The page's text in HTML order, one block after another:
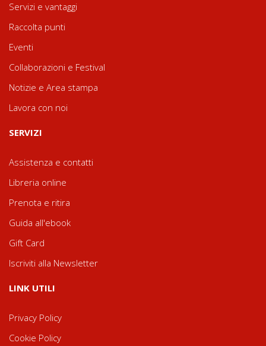
Servizi e vantaggi
Raccolta punti
Eventi
Collaborazioni e Festival
Notizie e Area stampa
Lavora con noi
SERVIZI
Assistenza e contatti
Libreria online
Prenota e ritira
Guida all'ebook
Gift Card
Iscriviti alla Newsletter
LINK UTILI
Privacy Policy
Cookie Policy